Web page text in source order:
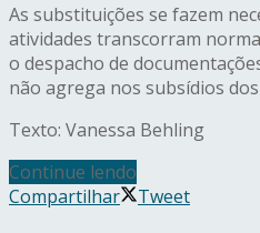
As substituições se fazem
atividades transcorram
o despacho de
não agrega nos subsídios
Texto: Vanessa Behling
Continue lendo
Compartilhar
Tweet